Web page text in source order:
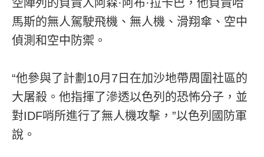
空陣列的負責人阿森·阿布·拉卡巴，他負責哈
馬斯的無人駕駛飛機、無人機、滑翔傘、空中
偵測和空中防禦。
“他參與了計劃10月7日在加沙地帶周圍社區的
大屠殺。他指揮了滲透以色列的恐怖分子，並
對IDF哨所進行了無人機攻擊，”以色列國防軍
說。